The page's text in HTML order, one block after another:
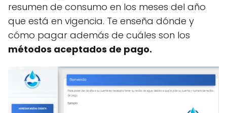
resumen de consumo en los meses del año
que está en vigencia. Te enseña dónde y
cómo pagar además de cuáles son los
métodos aceptados de pago.